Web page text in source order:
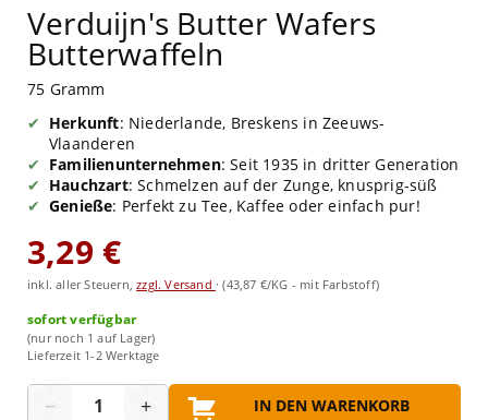
Verduijn's Butter Wafers
Butterwaffeln
75 Gramm
Herkunft: Niederlande, Breskens in Zeeuws-
Vlaanderen
Familienunternehmen: Seit 1935 in dritter Generation
Hauchzart: Schmelzen auf der Zunge, knusprig-süß
Genieße: Perfekt zu Tee, Kaffee oder einfach pur!
3,29 €
inkl. aller Steuern,zzgl. Versand ·(43,87 €/KG - mit Farbstoff)
sofort verfügbar
(nur noch 1 auf Lager)
Lieferzeit 1-2 Werktage
− + IN DEN WARENKORB